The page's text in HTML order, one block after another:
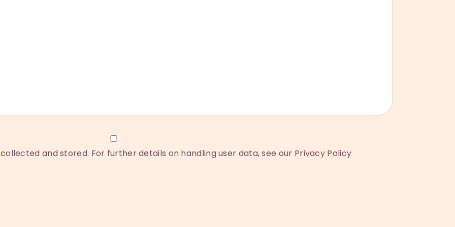
and stored. For further details on handling user data, see our Privacy Policy